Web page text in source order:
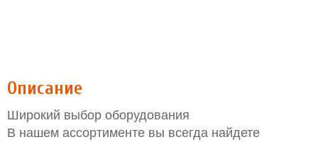
Описание
Широкий выбор оборудования
В нашем ассортименте вы всегда найдете